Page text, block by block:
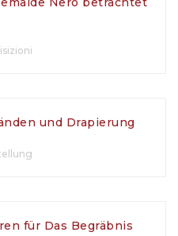
und Drapierung
für Das Begräbnis